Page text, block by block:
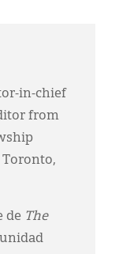
in-chief
from
de The